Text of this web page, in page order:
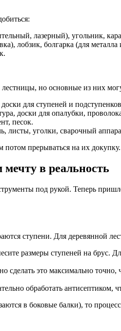
лазерный), угольник,
лобзик, болгарка (для металла
но основные из них
для ступеней и
доски для опалубки,
песок.
уголки, сварочный
прерываться на их докупку.
в реальность
под рукой. Теперь
ступени. Для деревянной
размеры ступеней на брус.
это максимально
обработать антисептиком,
в боковые балки), то